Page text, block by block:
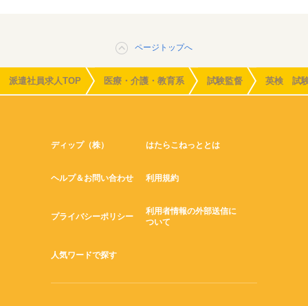
ページトップへ
派遣社員求人TOP 医療・介護・教育系 試験監督 英検 試
ディップ（株） はたらこねっととは
ヘルプ＆お問い合わせ 利用規約
プライバシーポリシー
利用者情報の外部送信に
ついて
人気ワードで探す